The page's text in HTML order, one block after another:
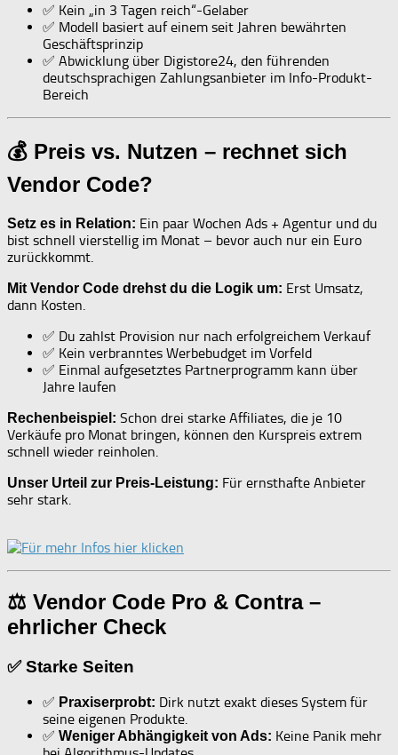
✅ Kein „in 3 Tagen reich“-Gelaber
✅ Modell basiert auf einem seit Jahren bewährten
Geschäftsprinzip
✅ Abwicklung über Digistore24, den führenden
deutschsprachigen Zahlungsanbieter im Info-Produkt-
Bereich
💰 Preis vs. Nutzen – rechnet sich
Vendor Code?
Setz es in Relation: Ein paar Wochen Ads + Agentur und du
bist schnell vierstellig im Monat – bevor auch nur ein Euro
zurückkommt.
Mit Vendor Code drehst du die Logik um: Erst Umsatz,
dann Kosten.
✅ Du zahlst Provision nur nach erfolgreichem Verkauf
✅ Kein verbranntes Werbebudget im Vorfeld
✅ Einmal aufgesetztes Partnerprogramm kann über
Jahre laufen
Rechenbeispiel: Schon drei starke Affiliates, die je 10
Verkäufe pro Monat bringen, können den Kurspreis extrem
schnell wieder reinholen.
Unser Urteil zur Preis-Leistung: Für ernsthafte Anbieter
sehr stark.
⚖ Vendor Code Pro & Contra –
ehrlicher Check
✅ Starke Seiten
✅ Praxiserprobt: Dirk nutzt exakt dieses System für
seine eigenen Produkte.
✅ Weniger Abhängigkeit von Ads: Keine Panik mehr